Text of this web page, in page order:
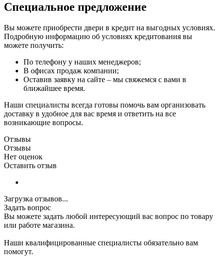
Специальное предложение
Вы можете приобрести двери в кредит на выгодных условиях.
Подробную информацию об условиях кредитования вы
можете получить:
По телефону у наших менеджеров;
В офисах продаж компании;
Оставив заявку на сайте – мы свяжемся с вами в
ближайшее время.
Наши специалисты всегда готовы помочь вам организовать
доставку в удобное для вас время и ответить на все
возникающие вопросы.
Отзывы
Отзывы
Нет оценок
Оставить отзыв
Загрузка отзывов...
Задать вопрос
Вы можете задать любой интересующий вас вопрос по товару
или работе магазина.
Наши квалифицированные специалисты обязательно вам
помогут.